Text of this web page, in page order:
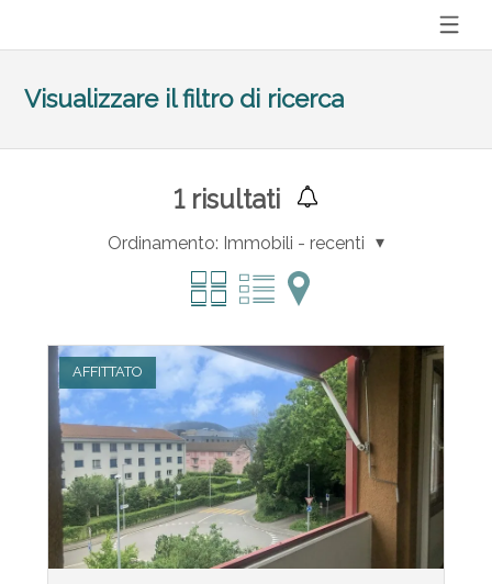
Visualizzare il filtro di ricerca
1risultati
Ordinamento: Immobili - recenti
AFFITTATO